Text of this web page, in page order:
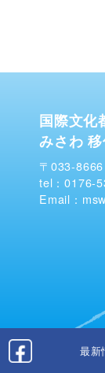
最新
国際文化
みさわ
〒033-
tel：0176-
Email：